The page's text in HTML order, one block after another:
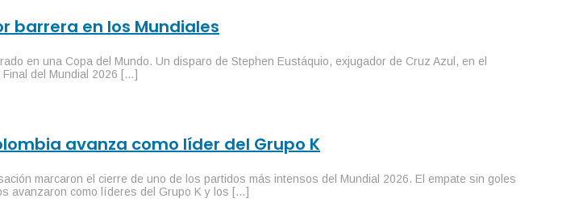
barrera en los Mundiales
en una Copa del Mundo. Un disparo de Stephen Eustáquio, exjugador de Cruz Azul, en el
del Mundial 2026 […]
avanza como líder del Grupo K
marcaron el cierre de uno de los partidos más intensos del Mundial 2026. El empate sin goles
avanzaron como líderes del Grupo K y los […]